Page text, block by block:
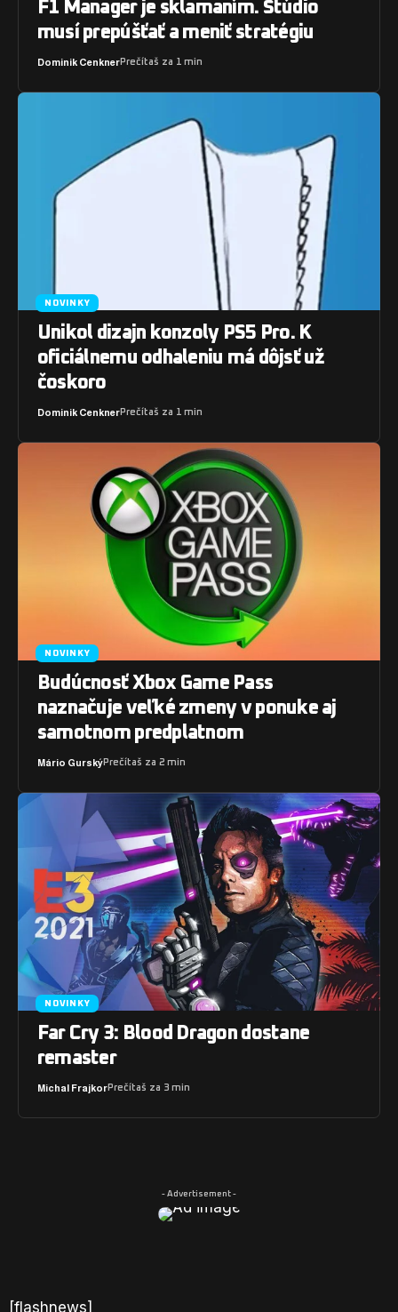
F1 Manager je sklamaním. Štúdio
musí prepúšťať a meniť stratégiu
Dominik CenknerPrečítaš za 1 min
NOVINKY
Unikol dizajn konzoly PS5 Pro. K
oficiálnemu odhaleniu má dôjsť už
čoskoro
Dominik CenknerPrečítaš za 1 min
NOVINKY
Budúcnosť Xbox Game Pass
naznačuje veľké zmeny v ponuke aj
samotnom predplatnom
Mário GurskýPrečítaš za 2 min
NOVINKY
Far Cry 3: Blood Dragon dostane
remaster
Michal FrajkorPrečítaš za 3 min
- Advertisement -
[flashnews]